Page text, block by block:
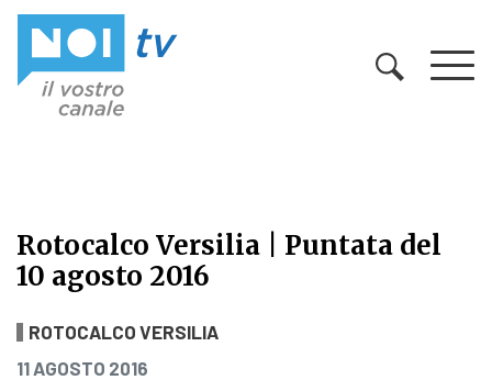
Rotocalco Versilia | Puntata del
10 agosto 2016
Rotocalco Versilia | Puntata del 10
ROTOCALCO VERSILIA
PUBBLICATO IL
11 AGOSTO 2016